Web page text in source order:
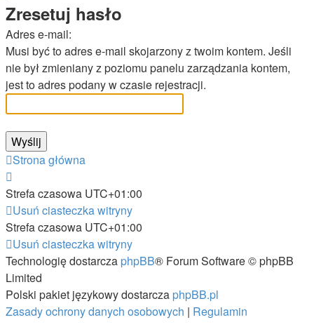
Zresetuj hasło
Adres e-mail:
Musi być to adres e-mail skojarzony z twoim kontem. Jeśli
nie był zmieniany z poziomu panelu zarządzania kontem,
jest to adres podany w czasie rejestracji.
Strona główna
Strefa czasowa UTC+01:00
Usuń ciasteczka witryny
Strefa czasowa UTC+01:00
Usuń ciasteczka witryny
Technologię dostarcza phpBB® Forum Software © phpBB
Limited
Polski pakiet językowy dostarcza phpBB.pl
Zasady ochrony danych osobowych | Regulamin